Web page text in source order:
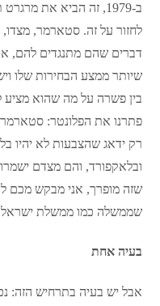
דברים שהם מתנגדים להם,
בין פשרה על מה שהוא מציע
רק ידאג שהצבעות לא יהיו
ובלאקפורד, והם מצדם ישמרו
שזה מופרך, אני מבקש מכם
שממשלה כמו ממשלת
בעיה אחת